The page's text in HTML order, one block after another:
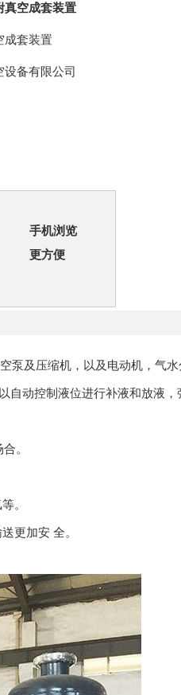
真空成套装置
成套装置
设备有限公司
手机浏览
更方便
泵及压缩机，以及电动机，气水
自动控制液位进行补液和放液
。
。
更加安 全。